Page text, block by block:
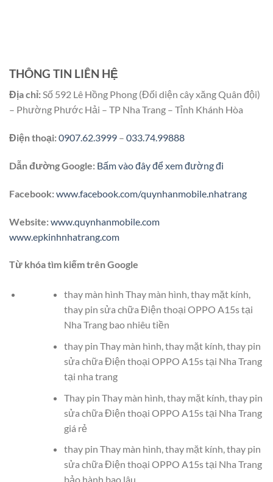
THÔNG TIN LIÊN HỆ
Địa chỉ:Số 592 Lê Hồng Phong (Đối diện cây xăng Quân đội)
– Phường Phước Hải – TP Nha Trang – Tỉnh Khánh Hòa
Điện thoại:0907.62.3999 – 033.74.99888
Dẫn đường Google: Bấm vào đây để xem đường đi
Facebook:www.facebook.com/quynhanmobile.nhatrang
Website:www.quynhanmobile.com
www.epkinhnhatrang.com
Từ khóa tìm kiếm trên Google
thay màn hình Thay màn hình, thay mặt kính,
thay pin sửa chữa Điện thoại OPPO A15s tại
Nha Trang bao nhiêu tiền
thay pin Thay màn hình, thay mặt kính, thay pin
sửa chữa Điện thoại OPPO A15s tại Nha Trang
tại nha trang
Thay pin Thay màn hình, thay mặt kính, thay pin
sửa chữa Điện thoại OPPO A15s tại Nha Trang
giá rẻ
thay pin Thay màn hình, thay mặt kính, thay pin
sửa chữa Điện thoại OPPO A15s tại Nha Trang
bảo hành bao lâu